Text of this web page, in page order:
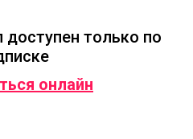
только по
онлайн